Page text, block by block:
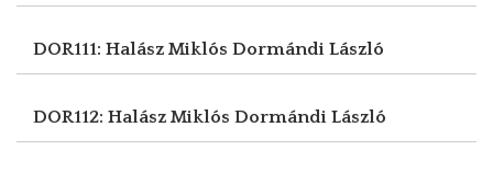
DOR111: Halász Miklós Dormándi László
DOR112: Halász Miklós Dormándi László